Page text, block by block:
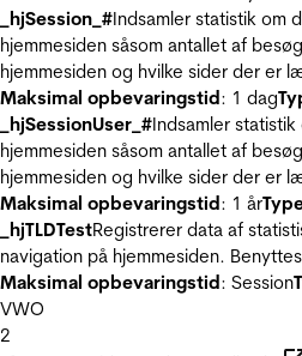
_hjSession_#Indsamler statistik om
hjemmesiden såsom antallet af
hjemmesiden og hvilke sider der er
Maksimal opbevaringstid: 1 dag
_hjSessionUser_#Indsamler
hjemmesiden såsom antallet af
hjemmesiden og hvilke sider der er
Maksimal opbevaringstid: 1 år
_hjTLDTestRegistrerer data af
navigation på hjemmesiden.
Maksimal opbevaringstid: Session
VWO
2